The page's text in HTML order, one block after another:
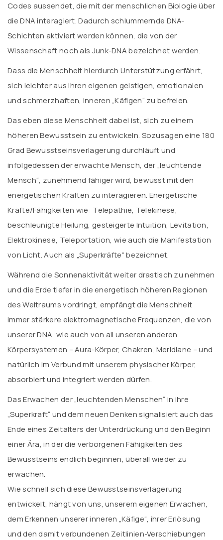
Codes aussendet, die mit der menschlichen Biologie über
die DNA interagiert. Dadurch schlummernde DNA-
Schichten aktiviert werden können, die von der
Wissenschaft noch als Junk-DNA bezeichnet werden.
Dass die Menschheit hierdurch Unterstützung erfährt,
sich leichter aus ihren eigenen geistigen, emotionalen
und schmerzhaften, inneren „Käfigen“ zu befreien.
Das eben diese Menschheit dabei ist, sich zu einem
höheren Bewusstsein zu entwickeln. Sozusagen eine 180
Grad Bewusstseinsverlagerung durchläuft und
infolgedessen der erwachte Mensch, der „leuchtende
Mensch“, zunehmend fähiger wird, bewusst mit den
energetischen Kräften zu interagieren. Energetische
Kräfte/Fähigkeiten wie: Telepathie, Telekinese,
beschleunigte Heilung, gesteigerte Intuition, Levitation,
Elektrokinese, Teleportation, wie auch die Manifestation
von Licht. Auch als „Superkräfte“ bezeichnet.
Während die Sonnenaktivität weiter drastisch zu nehmen
und die Erde tiefer in die energetisch höheren Regionen
des Weltraums vordringt, empfängt die Menschheit
immer stärkere elektromagnetische Frequenzen, die von
unserer DNA, wie auch von all unseren anderen
Körpersystemen – Aura-Körper, Chakren, Meridiane – und
natürlich im Verbund mit unserem physischer Körper,
absorbiert und integriert werden dürfen.
Das Erwachen der „leuchtenden Menschen“ in ihre
„Superkraft“ und dem neuen Denken signalisiert auch das
Ende eines Zeitalters der Unterdrückung und den Beginn
einer Ära, in der die verborgenen Fähigkeiten des
Bewusstseins endlich beginnen, überall wieder zu
erwachen.
Wie schnell sich diese Bewusstseinsverlagerung
entwickelt, hängt von uns, unserem eigenen Erwachen,
dem Erkennen unserer inneren „Käfige“, ihrer Erlösung
und den damit verbundenen Zeitlinien-Verschiebungen